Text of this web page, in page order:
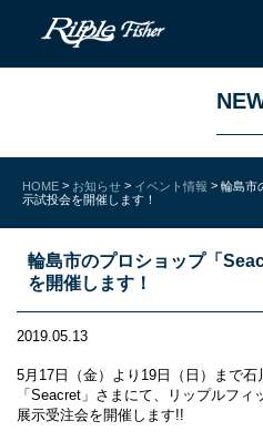
HOME > お知らせ > イベント情報 > 輪島市
示試投会を開催します！
輪島市のプロショップ「
を開催します！
2019.05.13
5月17日（金）より19日（日）まで
「Seacret」さまにて、リップルフ
展示受注会を開催します!!